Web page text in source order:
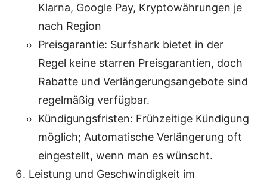
Klarna, Google Pay, Kryptowährungen je
nach Region
Preisgarantie: Surfshark bietet in der
Regel keine starren Preisgarantien, doch
Rabatte und Verlängerungsangebote sind
regelmäßig verfügbar.
Kündigungsfristen: Frühzeitige Kündigung
möglich; Automatische Verlängerung oft
eingestellt, wenn man es wünscht.
Leistung und Geschwindigkeit im